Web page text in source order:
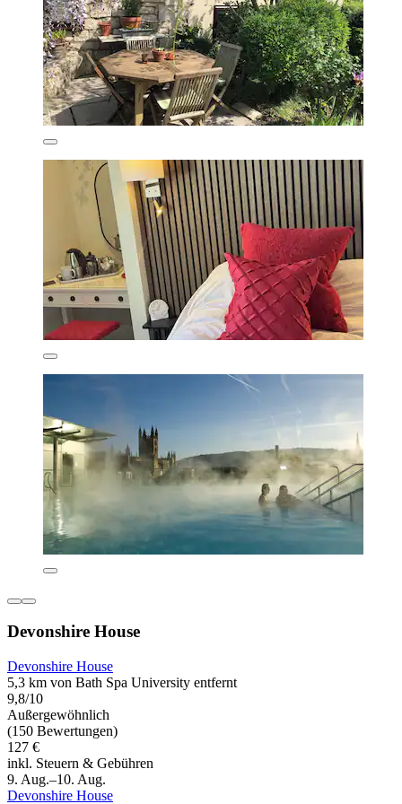
Devonshire House
Devonshire House
5,3 km von Bath Spa University entfernt
9,8/10
Außergewöhnlich
(150 Bewertungen)
127 €
inkl. Steuern & Gebühren
9. Aug.–10. Aug.
Devonshire House